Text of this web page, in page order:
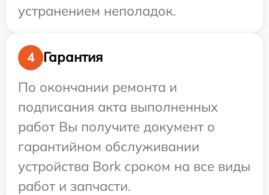
устранением неполадок.
4
Гарантия
По окончании ремонта и
подписания акта выполненных
работ Вы получите документ о
гарантийном обслуживании
устройства Bork сроком на все виды
работ и запчасти.